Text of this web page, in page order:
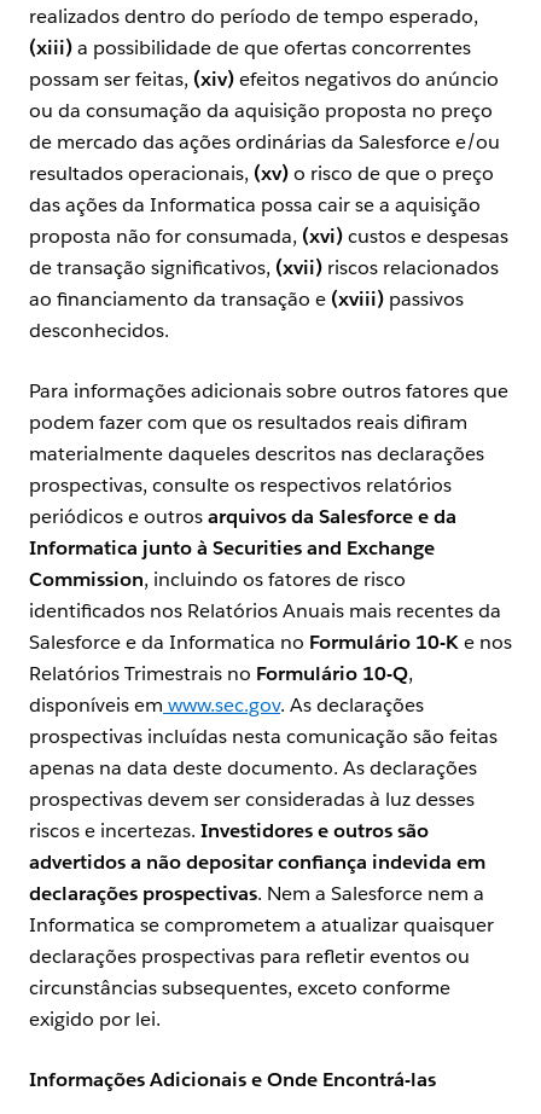
realizados dentro do período de tempo esperado,
(xiii)a possibilidade de que ofertas concorrentes
possam ser feitas, (xiv)efeitos negativos do anúncio
ou da consumação da aquisição proposta no preço
de mercado das ações ordinárias da Salesforce e/ou
resultados operacionais, (xv)o risco de que o preço
das ações da Informatica possa cair se a aquisição
proposta não for consumada, (xvi)custos e despesas
de transação significativos, (xvii) riscos relacionados
ao financiamento da transação e (xviii) passivos
desconhecidos.
Para informações adicionais sobre outros fatores que
podem fazer com que os resultados reais difiram
materialmente daqueles descritos nas declarações
prospectivas, consulte os respectivos relatórios
periódicos e outrosarquivos da Salesforce e da
Informatica junto à Securities and Exchange
Commission, incluindo os fatores de risco
identificados nos Relatórios Anuais mais recentes da
Salesforce e da Informatica no Formulário 10-Ke nos
Relatórios Trimestrais no Formulário 10-Q,
disponíveis em www.sec.gov. As declarações
prospectivas incluídas nesta comunicação são feitas
apenas na data deste documento. As declarações
prospectivas devem ser consideradas à luz desses
riscos e incertezas. Investidores e outros são
advertidos a não depositar confiança indevida em
declarações prospectivas. Nem a Salesforce nem a
Informatica se comprometem a atualizar quaisquer
declarações prospectivas para refletir eventos ou
circunstâncias subsequentes, exceto conforme
exigido por lei.
Informações Adicionais e Onde Encontrá-las